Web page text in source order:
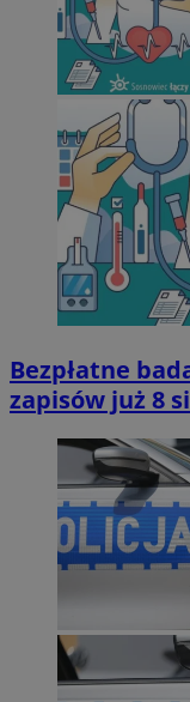
Bezpłatne
zapisów już 8